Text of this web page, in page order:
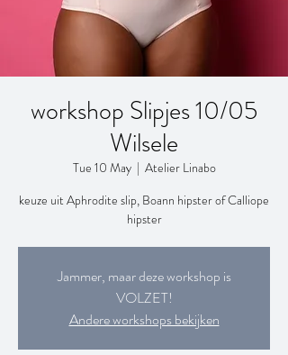
workshop Slipjes 10/05
Wilsele
Tue 10 May
  |
Atelier Linabo
keuze uit Aphrodite slip, Boann hipster of Calliope
hipster
Jammer, maar deze workshop is
VOLZET!
Andere workshops bekijken